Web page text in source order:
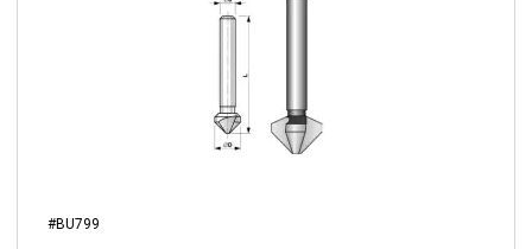
#BU799